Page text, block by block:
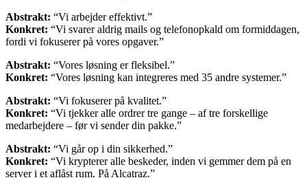
Abstrakt: “Vi arbejder effektivt.”
Konkret: “Vi svarer aldrig mails og telefonopkald om formiddagen,
fordi vi fokuserer på vores opgaver.”
Abstrakt: “Vores løsning er fleksibel.”
Konkret: “Vores løsning kan integreres med 35 andre systemer.”
Abstrakt: “Vi fokuserer på kvalitet.”
Konkret: “Vi tjekker alle ordrer tre gange – af tre forskellige
medarbejdere – før vi sender din pakke.”
Abstrakt: “Vi går op i din sikkerhed.”
Konkret: “Vi krypterer alle beskeder, inden vi gemmer dem på en
server i et aflåst rum. På Alcatraz.”